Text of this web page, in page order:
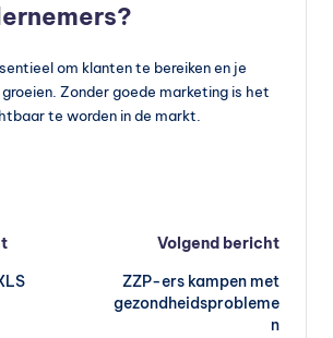
om klanten te bereiken en je
Zonder goede marketing is het
te worden in de markt.
Volgend bericht
ZZP-ers kampen met
gezondheidsprobleme
n